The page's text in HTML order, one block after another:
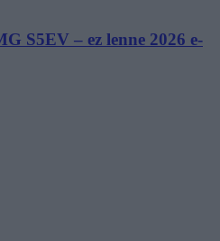
S5EV – ez lenne 2026 e-